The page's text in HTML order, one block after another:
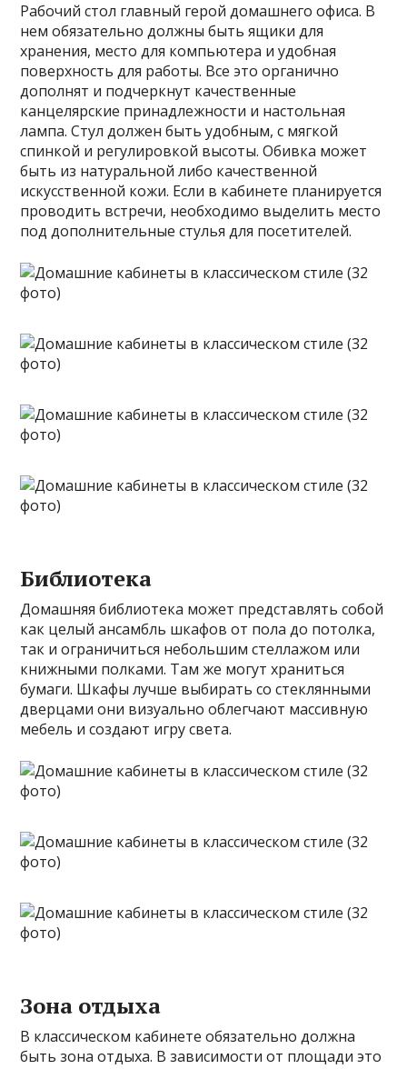
Рабочий стол главный герой домашнего офиса. В
нем обязательно должны быть ящики для
хранения, место для компьютера и удобная
поверхность для работы. Все это органично
дополнят и подчеркнут качественные
канцелярские принадлежности и настольная
лампа. Стул должен быть удобным, с мягкой
спинкой и регулировкой высоты. Обивка может
быть из натуральной либо качественной
искусственной кожи. Если в кабинете планируется
проводить встречи, необходимо выделить место
под дополнительные стулья для посетителей.
Библиотека
Домашняя библиотека может представлять собой
как целый ансамбль шкафов от пола до потолка,
так и ограничиться небольшим стеллажом или
книжными полками. Там же могут храниться
бумаги. Шкафы лучше выбирать со стеклянными
дверцами они визуально облегчают массивную
мебель и создают игру света.
Зона отдыха
В классическом кабинете обязательно должна
быть зона отдыха. В зависимости от площади это